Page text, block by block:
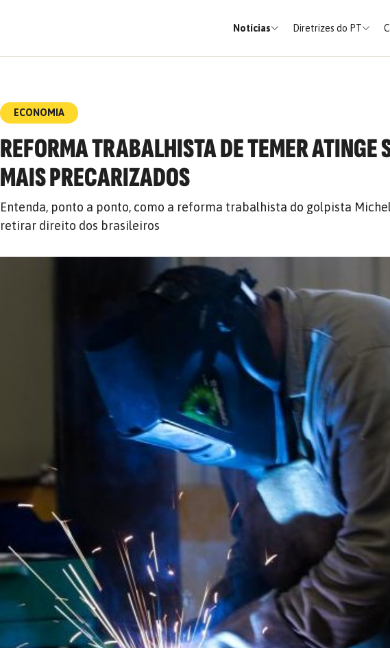
Notícias Diretrizes do PT
ECONOMIA
REFORMA TRABALHISTA DE TEMER ATINGE
MAIS PRECARIZADOS
Entenda, ponto a ponto, como a reforma trabalhista do golpista
retirar direito dos brasileiros